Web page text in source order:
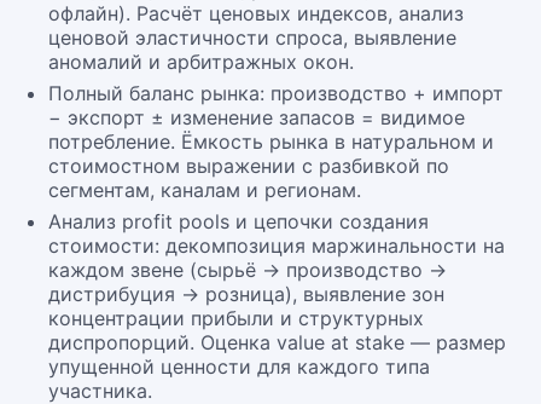
офлайн). Расчёт ценовых индексов, анализ
ценовой эластичности спроса, выявление
аномалий и арбитражных окон.
Полный баланс рынка: производство + импорт
− экспорт ± изменение запасов = видимое
потребление. Ёмкость рынка в натуральном и
стоимостном выражении с разбивкой по
сегментам, каналам и регионам.
Анализ profit pools и цепочки создания
стоимости: декомпозиция маржинальности на
каждом звене (сырьё → производство →
дистрибуция → розница), выявление зон
концентрации прибыли и структурных
диспропорций. Оценка value at stake — размер
упущенной ценности для каждого типа
участника.